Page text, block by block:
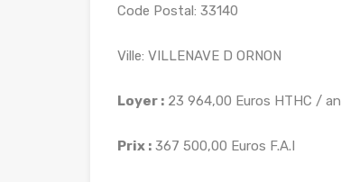
Code Postal: 33140
Ville: VILLENAVE D ORNON
Loyer : 23 964,00 Euros HTHC / an
Prix : 367 500,00 Euros F.A.I